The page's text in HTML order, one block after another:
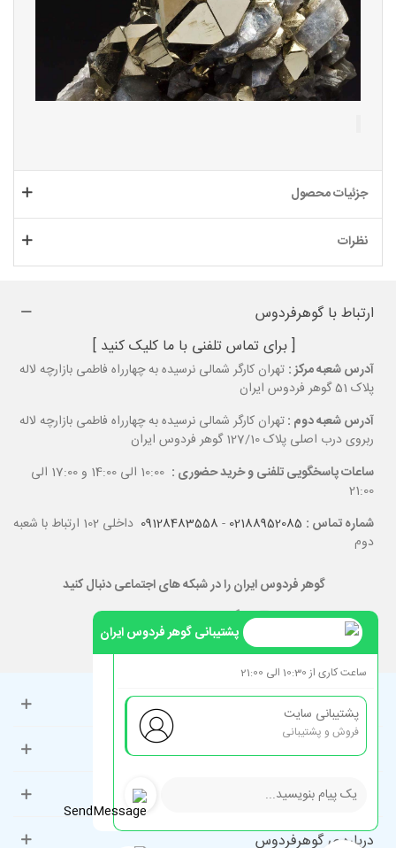
جزئیات محصول
نظرات
ارتباط با گوهرفردوس
[ برای تماس تلفنی با ما کلیک کنید ]
آدرس شعبه مرکز : تهران کارگر شمالی نرسیده به چهارراه فاطمی بازارچه لاله
پلاک 51 گوهر فردوس ایران
آدرس شعبه دوم :تهران کارگر شمالی نرسیده به چهارراه فاطمی بازارچه لاله
ربروی درب اصلی پلاک 127/10 گوهر فردوس ایران
ساعات پاسخگویی تلفنی و خرید حضوری :
10:00 الی 14:00 و 17:00 الی
21:00
شماره تماس : 02188952085
-
09128483558
داخلی 102 ارتباط با شعبه
دوم
گوهر فردوس ایران را در شبکه های اجتماعی دنبال کنید
حساب کاربری
راهنمای مشتریان
دسته‌بندی‌های پرطرفدار
درباره ی گوهرفردوس
پشتیبانی گوهر فردوس ایران
ساعت کاری از 10:30 الی 21:00
پشتیبانی سایت
فروش و پشتیبانی